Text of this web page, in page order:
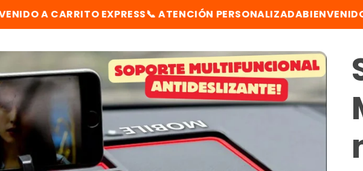
EXPRESS📞 ATENCIÓN PERSONALIZADABIENVENIDO A